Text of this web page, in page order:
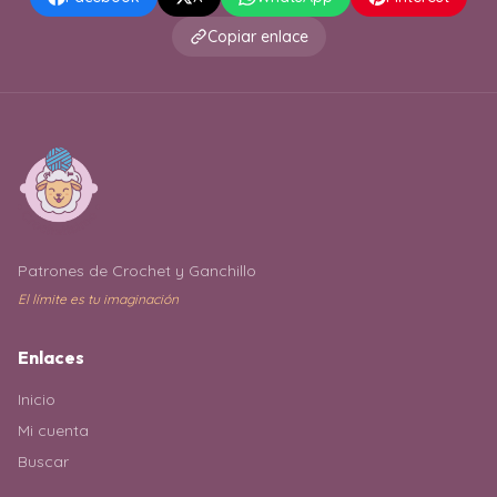
Copiar enlace
Patrones de Crochet y Ganchillo
El límite es tu imaginación
Enlaces
Inicio
Mi cuenta
Buscar